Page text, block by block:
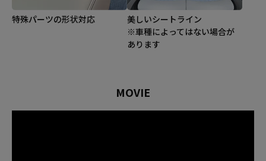
特殊パーツの形状対応
美しいシートライン
※車種によってはない場合が
あります
MOVIE